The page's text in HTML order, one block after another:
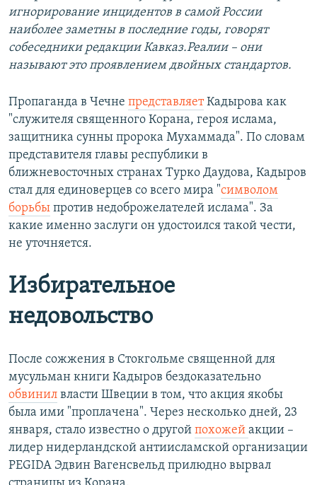
игнорирование инцидентов в самой России
наиболее заметны в последние годы, говорят
собеседники редакции Кавказ.Реалии – они
называют это проявлением двойных стандартов.
Пропаганда в Чечне представляетКадырова как
"служителя священного Корана, героя ислама,
защитника сунны пророка Мухаммада". По словам
представителя главы республики в
ближневосточных странах Турко Даудова, Кадыров
стал для единоверцев со всего мира "символом
борьбы против недоброжелателей ислама". За
какие именно заслуги он удостоился такой чести,
не уточняется.
Избирательное
недовольство
После сожжения в Стокгольме священной для
мусульман книги Кадыров бездоказательно
обвинил власти Швеции в том, что акция якобы
была ими "проплачена". Через несколько дней, 23
января, стало известно о другой похожей акции –
лидер нидерландской антиисламской организации
PEGIDA Эдвин Вагенсвельд прилюдно вырвал